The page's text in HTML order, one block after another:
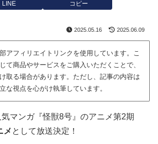
LINE コピー
2025.05.16 2025.06.09
アフィリエイトリンクを使用しています。こ
て商品やサービスをご購入いただくことで、
取る場合があります。ただし、記事の内容は
な視点を心がけ執筆しています。
マンガ『怪獣8号』のアニメ第2期
メ として放送決定！